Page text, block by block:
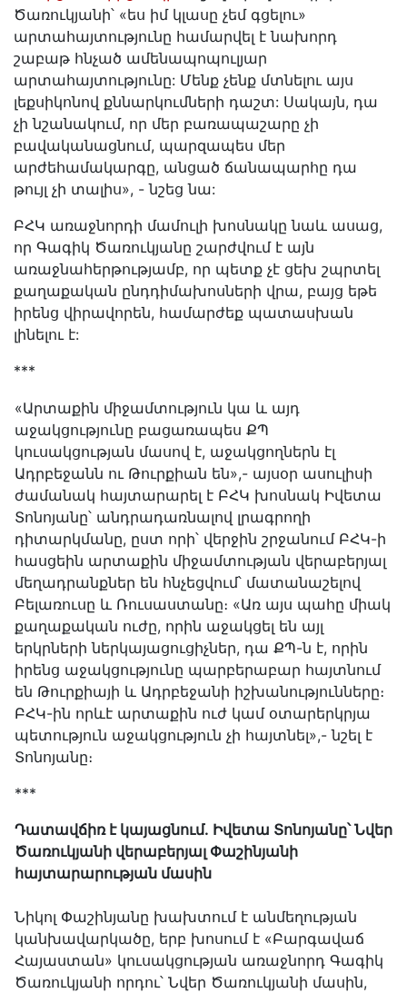
Ծառուկյանի՝ «ես իմ կլասը չեմ գցելու»
արտահայտությունը համարվել է նախորդ
շաբաթ հնչած ամենապոպուլյար
արտահայտությունը: Մենք չենք մտնելու այս
լեքսիկոնով քննարկումների դաշտ: Սակայն, դա
չի նշանակում, որ մեր բառապաշարը չի
բավականացնում, պարզապես մեր
արժեհամակարգը, անցած ճանապարհը դա
թույլ չի տալիս», - նշեց նա:
ԲՀԿ առաջնորդի մամուլի խոսնակը նաև ասաց,
որ Գագիկ Ծառուկյանը շարժվում է այն
առաջնահերթությամբ, որ պետք չէ ցեխ շպրտել
քաղաքական ընդդիմախոսների վրա, բայց եթե
իրենց վիրավորեն, համարժեք պատասխան
լինելու է:
***
«Արտաքին միջամտություն կա և այդ
աջակցությունը բացառապես ՔՊ
կուսակցության մասով է, աջակցողներն էլ
Ադրբեջանն ու Թուրքիան են»,- այսօր ասուլիսի
ժամանակ հայտարարել է ԲՀԿ խոսնակ Իվետա
Տոնոյանը՝ անդրադառնալով լրագրողի
դիտարկմանը, ըստ որի՝ վերջին շրջանում ԲՀԿ-ի
հասցեին արտաքին միջամտության վերաբերյալ
մեղադրանքներ են հնչեցվում՝ մատանաշելով
Բելառուսը և Ռուսաստանը։ «Առ այս պահը միակ
քաղաքական ուժը, որին աջակցել են այլ
երկրների ներկայացուցիչներ, դա ՔՊ-ն է, որին
իրենց աջակցությունը պարբերաբար հայտնում
են Թուրքիայի և Ադրբեջանի իշխանությունները։
ԲՀԿ-ին որևէ արտաքին ուժ կամ օտարերկրյա
պետություն աջակցություն չի հայտնել»,- նշել է
Տոնոյանը։
***
Դատավճիռ է կայացնում․ Իվետա Տոնոյանը՝ Նվեր
Ծառուկյանի վերաբերյալ Փաշինյանի
հայտարարության մասին
Նիկոլ Փաշինյանը խախտում է անմեղության
կանխավարկածը, երբ խոսում է «Բարգավաճ
Հայաստան» կուսակցության առաջնորդ Գագիկ
Ծառուկյանի որդու՝ Նվեր Ծառուկյանի մասին,